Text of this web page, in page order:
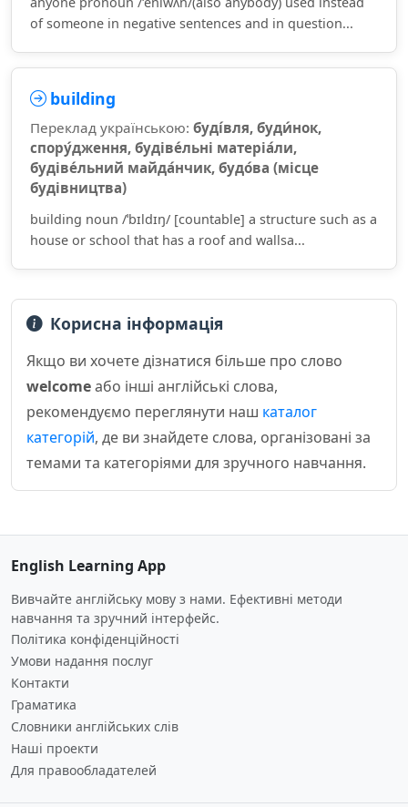
of someone in negative sentences and in question...
building
Переклад українською: буді́вля, буди́нок,
спору́дження, будіве́льні матеріа́ли,
будіве́льний майда́нчик, будо́ва (місце
будівництва)
building noun /ˈbɪldɪŋ/ [countable] a structure such as a
house or school that has a roof and wallsa...
Корисна інформація
Якщо ви хочете дізнатися більше про слово
welcomeабо інші англійські слова,
рекомендуємо переглянути наш каталог
категорій, де ви знайдете слова, організовані за
темами та категоріями для зручного навчання.
English Learning App
Вивчайте англійську мову з нами. Ефективні методи
навчання та зручний інтерфейс.
Політика конфіденційності
Умови надання послуг
Контакти
Граматика
Словники англійських слів
Наші проекти
Для правообладателей